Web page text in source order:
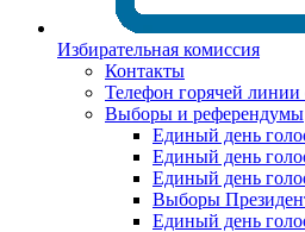
Избирательная комиссия
Контакты
Телефон горячей линии
Выборы и референдумы
Единый день
Единый день
Единый день
Выборы
Единый день